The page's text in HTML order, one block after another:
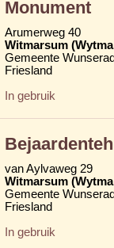
Monument
Arumerweg 40
Witmarsum
Gemeente
Friesland
In gebruik
van Aylvaweg 29
Witmarsum
Gemeente
Friesland
In gebruik